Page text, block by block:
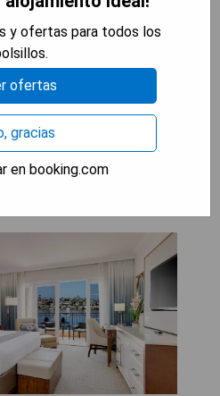
opciones de spa
PRECIOS
y ofertas para todos los
ofertas
gracias
en booking.com